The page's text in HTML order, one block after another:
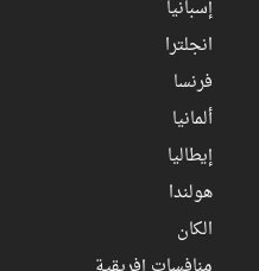
إسبانيا
انجلترا
فرنسا
ألمانيا
إيطاليا
هولندا
الكان